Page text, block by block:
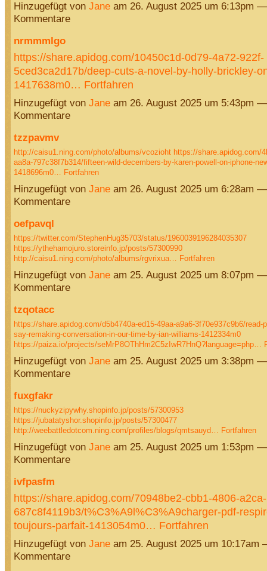
Hinzugefügt von Janeam 26. August 2025 um 6:13pm
Kommentare
nrmmmlgo
https://share.apidog.com/10450c1d-0d79-4a72-922f-
5ced3ca2d17b/deep-cuts-a-novel-by-holly-brickley-
1417638m0… Fortfahren
Hinzugefügt von Janeam 26. August 2025 um 5:43pm
Kommentare
tzzpavmv
http://caisu1.ning.com/photo/albums/vcozioht https://share.apidog.com/
aa8a-797c38f7b314/fifteen-wild-decembers-by-karen-powell-on-iphone-
1418696m0…
Fortfahren
Hinzugefügt von Janeam 26. August 2025 um 6:28am
Kommentare
oefpavql
https://twitter.com/StephenHug35703/status/1960039196284035307
https://ythehamojuro.storeinfo.jp/posts/57300990
http://caisu1.ning.com/photo/albums/rgvrixua…
Fortfahren
Hinzugefügt von Janeam 25. August 2025 um 8:07pm
Kommentare
tzqotacc
https://share.apidog.com/d5b4740a-ed15-49aa-a9a6-3f70e937c9b6/read-
say-remaking-conversation-in-our-time-by-ian-williams-1412334m0
https://paiza.io/projects/seMrP8OThHm2C5zIwR7HnQ?language=php…
Hinzugefügt von Janeam 25. August 2025 um 3:38pm
Kommentare
fuxgfakr
https://nuckyzipywhy.shopinfo.jp/posts/57300953
https://jubatatyshor.shopinfo.jp/posts/57300477
http://weebattledotcom.ning.com/profiles/blogs/qmtsauyd…
Fortfahren
Hinzugefügt von Janeam 25. August 2025 um 1:53pm
Kommentare
ivfpasfm
https://share.apidog.com/70948be2-cbb1-4806-a2ca-
687c8f4119b3/t%C3%A9l%C3%A9charger-pdf-
toujours-parfait-1413054m0… Fortfahren
Hinzugefügt von Janeam 25. August 2025 um 10:17am
Kommentare